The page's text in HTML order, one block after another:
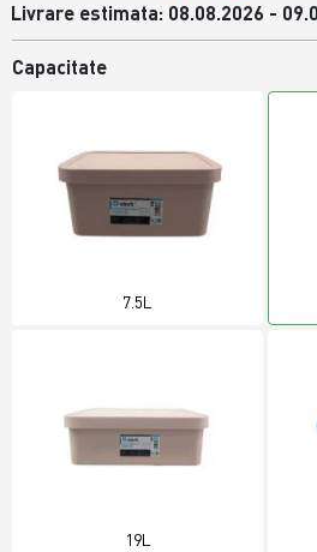
Livrare estimata: 08.08.2026 -
Capacitate
7.5L
19L